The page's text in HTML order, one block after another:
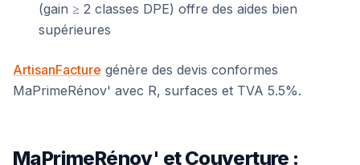
(gain ≥ 2 classes DPE) offre des aides bien
supérieures
ArtisanFacture génère des devis conformes
MaPrimeRénov' avec R, surfaces et TVA 5.5%.
MaPrimeRénov' et Couverture :